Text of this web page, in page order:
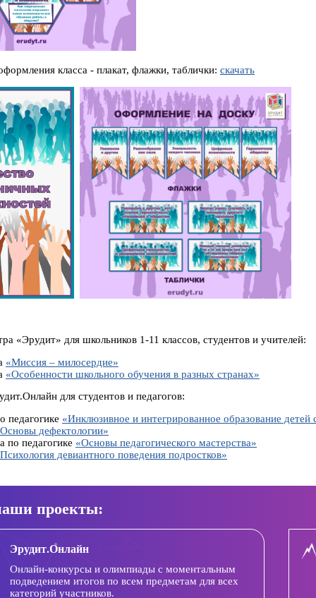
класса - плакат, флажки, таблички: скачать
«Эрудит» для школьников 1-11 классов, студентов и учителей:
«Миссия – милосердие»
«Особенности школьного обучения в разных странах»
для студентов и педагогов:
педагогике «Инклюзивное и интегрированное образование
дефектологии»
по педагогике «Основы педагогического мастерства»
девиантного поведения подростков»
проекты:
Эрудит.Онлайн
Онлайн-конкурсы и олимпиады с моментальным
подведением итогов по всем предметам для всех
категорий участников.